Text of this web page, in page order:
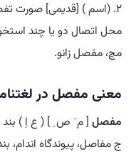
۲. (اسم ) [قدیمی] صورت تفصیلی.
محل اتصال دو یا چند
مچ، مفصل زانو.
معنی مفصل در
مفصل [ م َ ص ِ ] ( ع اِ ) بند
ج مفاصل، پیوندگاه اندام،